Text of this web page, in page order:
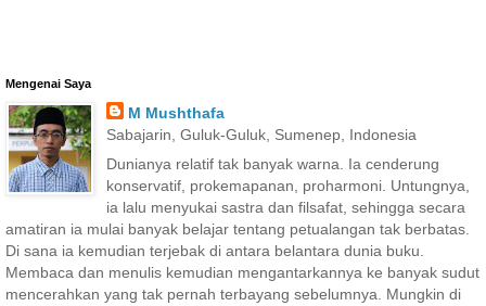
Mengenai Saya
M Mushthafa
Sabajarin, Guluk-Guluk, Sumenep, Indonesia
Dunianya relatif tak banyak warna. Ia cenderung
konservatif, prokemapanan, proharmoni. Untungnya,
ia lalu menyukai sastra dan filsafat, sehingga secara
amatiran ia mulai banyak belajar tentang petualangan tak berbatas.
Di sana ia kemudian terjebak di antara belantara dunia buku.
Membaca dan menulis kemudian mengantarkannya ke banyak sudut
mencerahkan yang tak pernah terbayang sebelumnya. Mungkin di